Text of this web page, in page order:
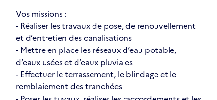
Vos missions :
- Réaliser les travaux de pose, de renouvellement
et d’entretien des canalisations
- Mettre en place les réseaux d’eau potable,
d’eaux usées et d’eaux pluviales
- Effectuer le terrassement, le blindage et le
remblaiement des tranchées